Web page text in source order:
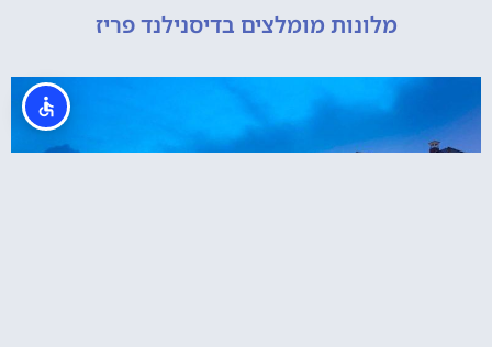
מלונות מומלצים בדיסנילנד פריז